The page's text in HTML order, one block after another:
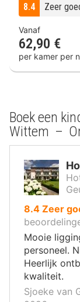
8.4 Zeer
Vanaf
62,90 €
per kamer per
Boek een
Wittem –
8.4uit
10
,
Zeer
Mooie
personeel.
Heerlijk
kwaliteit.
Sjoeke van